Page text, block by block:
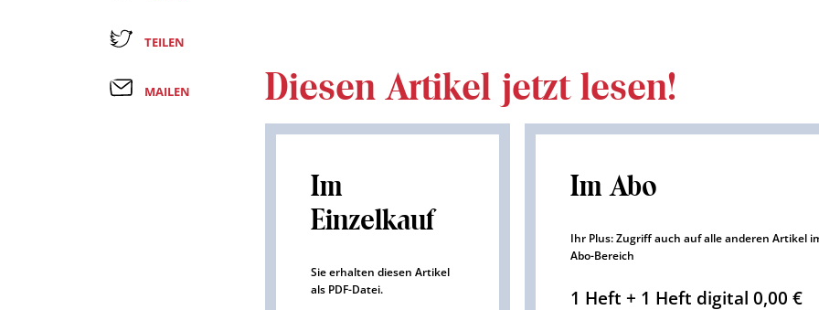
Diesen Artikel jetzt lesen!
Im
Einzelkauf
Sie erhalten diesen Artikel
als PDF-Datei.
Im Abo
Ihr Plus: Zugriff auch auf alle anderen Artikel
Abo-Bereich
1 Heft + 1 Heft digital 0,00 €
TEILEN
MAILEN